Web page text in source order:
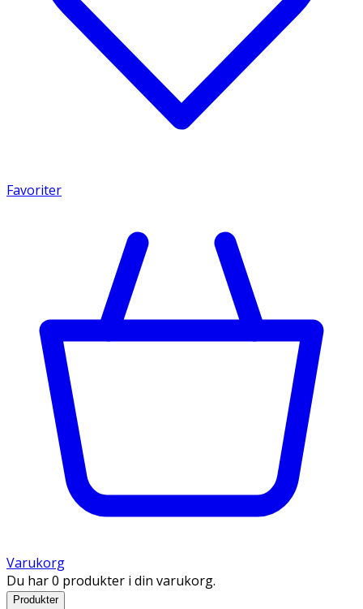
Favoriter
Varukorg
Du har 0 produkter i din varukorg.
Produkter